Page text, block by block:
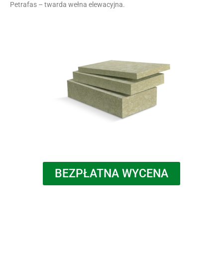
Petrafas – twarda wełna elewacyjna.
BEZPŁATNA WYCENA